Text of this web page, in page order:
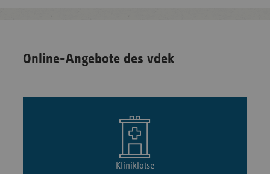
Online-Angebote des vdek
Kliniklotse